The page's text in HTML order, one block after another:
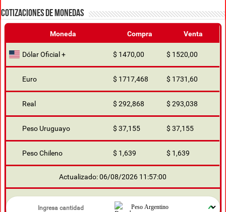
COTIZACIONES DE MONEDAS
Moneda Compra Venta
Dólar Oficial + $ 1470,00 $ 1520,00
Euro $ 1717,468 $ 1731,60
Real $ 292,868 $ 293,038
Peso Uruguayo $ 37,155 $ 37,155
Peso Chileno $ 1,639 $ 1,639
Actualizado: 06/08/2026 11:57:00